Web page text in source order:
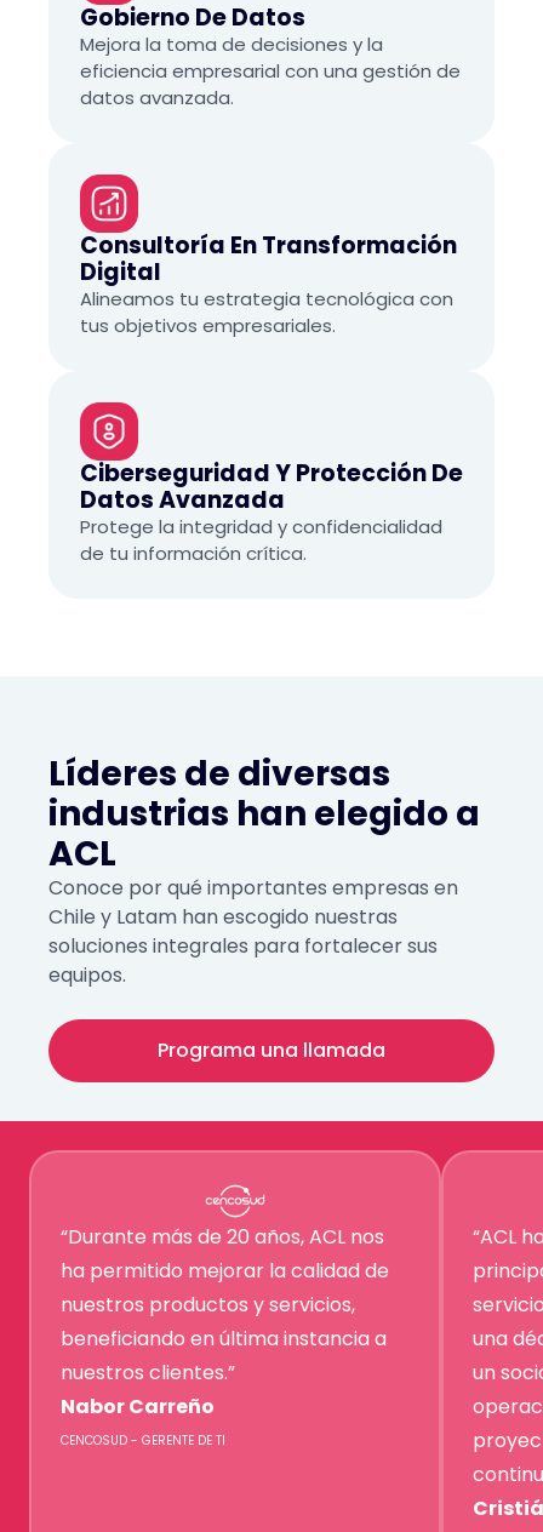
Gobierno De Datos
Mejora la toma de decisiones y la
eficiencia empresarial con una gestión de
datos avanzada.
Consultoría En Transformación
Digital
Alineamos tu estrategia tecnológica con
tus objetivos empresariales.
Ciberseguridad Y Protección De
Datos Avanzada
Protege la integridad y confidencialidad
de tu información crítica.
“Durante más de 20 años, ACL nos
ha permitido mejorar la calidad de
nuestros productos y servicios,
beneficiando en última instancia a
nuestros clientes.”
Nabor Carreño
CENCOSUD - GERENTE DE TI
“ACL
una
un
Líderes de diversas
industrias han elegido a
ACL
Conoce por qué importantes empresas en
Chile y Latam han escogido nuestras
soluciones integrales para fortalecer sus
equipos.
Programa una llamada